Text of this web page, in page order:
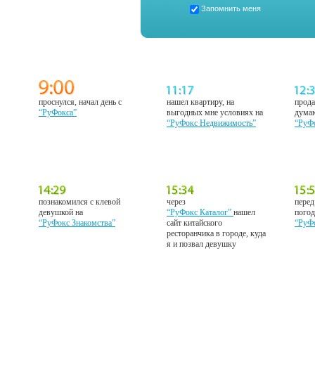
Запомнить меня
проснулся, начал день с
“РуФокса”
нашел квартиру, на
выгодных мне условиях на
“РуФокс Недвижимость”
познакомился с клевой
девушкой на
“РуФокс Знакомства”
через
“РуФокс Каталог”нашел
сайт китайского
ресторанчика в городе, куда
я и позвал девушку